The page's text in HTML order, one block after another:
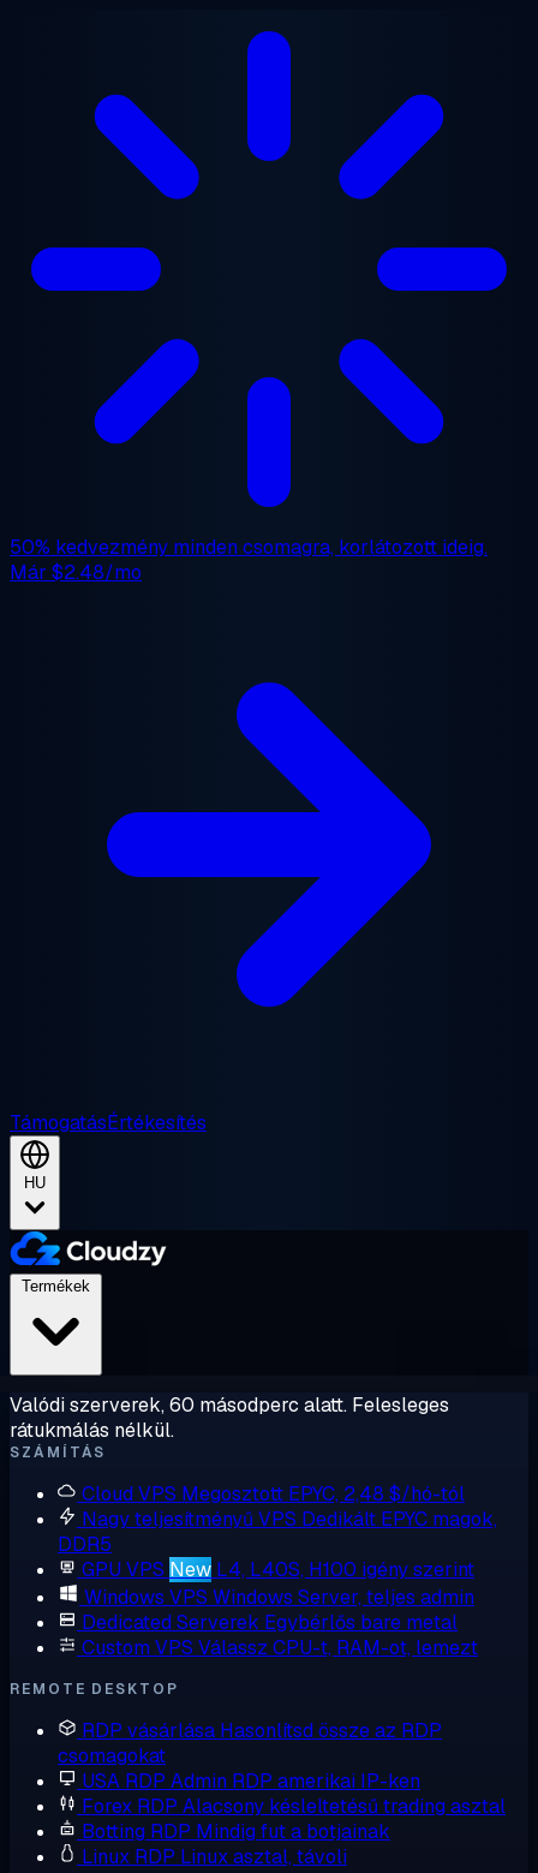
50% kedvezmény minden csomagra, korlátozott ideig.
Már $2.48/mo
TámogatásÉrtékesítés
HU
Valódi szerverek, 60 másodperc alatt. Felesleges
rátukmálás nélkül.
SZÁMÍTÁS
Cloud VPS Megosztott EPYC, 2,48 $/hó-tól
Nagy teljesítményű VPS Dedikált EPYC magok,
DDR5
GPU VPS New L4, L40S, H100 igény szerint
Windows VPS Windows Server, teljes admin
Dedicated Serverek Egybérlős bare metal
Custom VPS Válassz CPU-t, RAM-ot, lemezt
REMOTE DESKTOP
RDP vásárlása Hasonlítsd össze az RDP
csomagokat
USA RDP Admin RDP amerikai IP-ken
Forex RDP Alacsony késleltetésű trading asztal
Botting RDP Mindig fut a botjainak
Linux RDP Linux asztal, távoli